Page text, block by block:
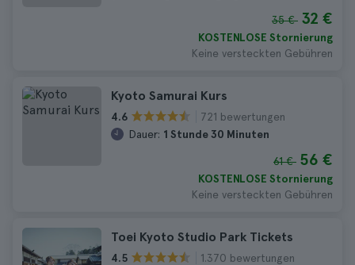
35 € 32 €
KOSTENLOSE Stornierung
Keine versteckten Gebühren
Kyoto Samurai Kurs
4.6
721 bewertungen
Dauer: 1 Stunde 30 Minuten
61 € 56 €
KOSTENLOSE Stornierung
Keine versteckten Gebühren
Toei Kyoto Studio Park Tickets
4.5
1.370 bewertungen